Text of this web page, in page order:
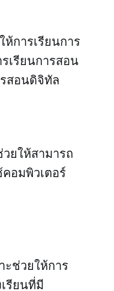
การเรียนการ
เรียนการสอน
สอนดิจิทัล
ยให้สามารถ
อมพิวเตอร์
ะช่วยให้การ
รียนที่มี